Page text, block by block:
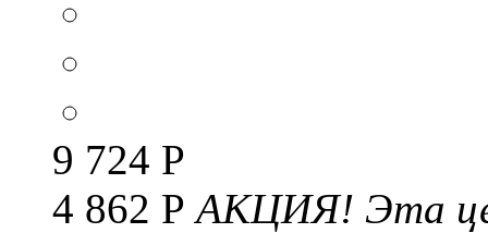
9 724 Р
4 862 Р АКЦИЯ! Эта